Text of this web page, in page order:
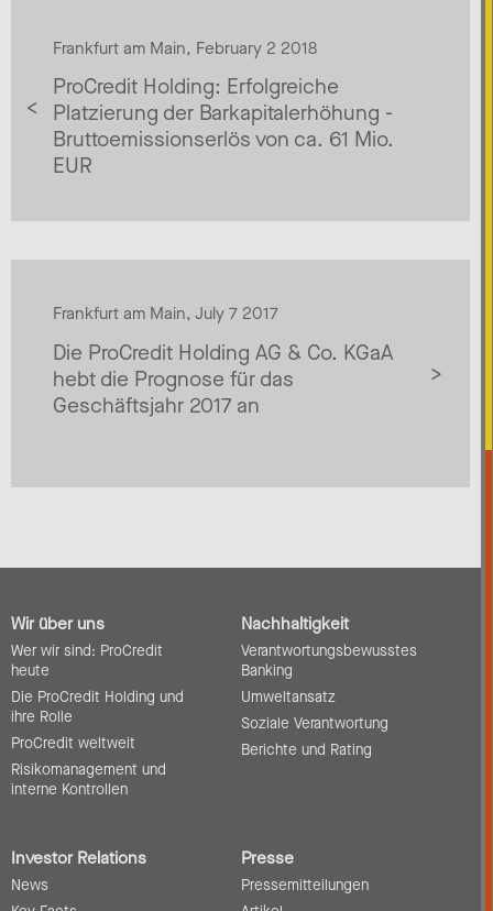
Frankfurt am Main, February 2 2018
ProCredit Holding: Erfolgreiche
Platzierung der Barkapitalerhöhung -
Bruttoemissionserlös von ca. 61 Mio.
EUR
Frankfurt am Main, July 7 2017
Die ProCredit Holding AG & Co. KGaA
hebt die Prognose für das
Geschäftsjahr 2017 an
Wir über uns
Wer wir sind: ProCredit
heute
Die ProCredit Holding und
ihre Rolle
ProCredit weltweit
Risikomanagement und
interne Kontrollen
Nachhaltigkeit
Verantwortungsbewusstes
Banking
Umweltansatz
Soziale Verantwortung
Berichte und Rating
Investor Relations
News
Presse
Pressemitteilungen